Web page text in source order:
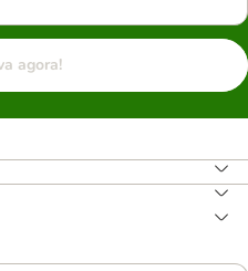
agora!